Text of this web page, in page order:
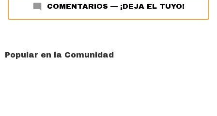
COMENTARIOS — ¡DEJA EL TUYO!
Popular en la Comunidad